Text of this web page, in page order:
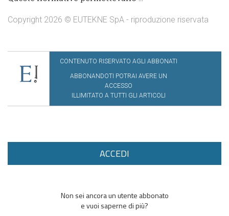
Copyright 2026 © EUTEKNE SpA - riproduzione riservata
CONTENUTO RISERVATO AGLI ABBONATI
ABBONANDOTI POTRAI AVERE UN
ACCESSO
ILLIMITATO A TUTTI GLI ARTICOLI
ACCEDI
Non sei ancora un utente abbonato
e vuoi saperne di più?